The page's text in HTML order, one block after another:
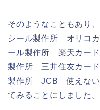
そのようなこともあり
シール製作所 オリコ
ール製作所 楽天カー
製作所 三井住友カー
製作所 JCB 使えない
てみることにしました。